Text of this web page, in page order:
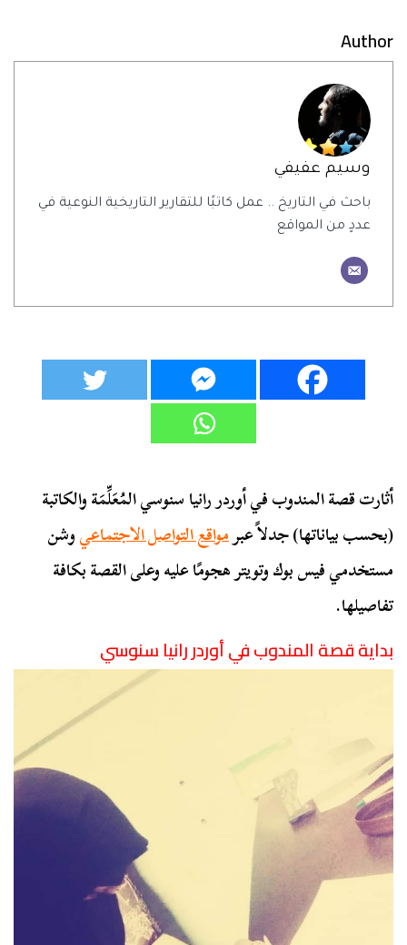
Author
وسيم عفيفي
باحث في التاريخ .. عمل كاتبًا للتقارير التاريخية النوعية في
عددٍ من المواقع
أثارت قصة المندوب في أوردر رانيا سنوسي المُعَلِّمَة والكاتبة
(بحسب بياناتها) جدلاً عبرمواقع التواصل الاجتماعيوشن
مستخدمي فيس بوك وتويتر هجومًا عليه وعلى القصة بكافة
تفاصيلها.
بداية قصة المندوب في أوردر رانيا سنوسي